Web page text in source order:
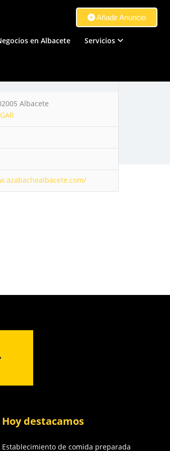
Añadir Anuncio
en Albacete Servicios
Albacete
Hoy destacamos
Establecimiento de comida preparada